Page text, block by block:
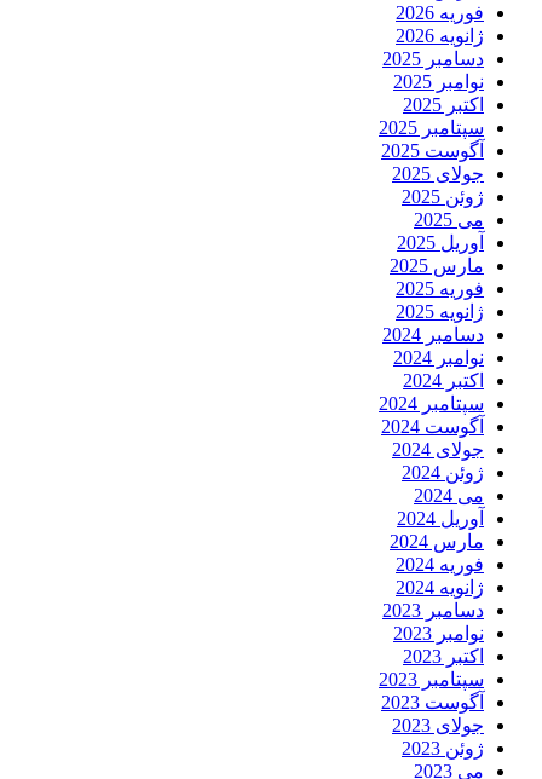
فوریه 2026
ژانویه 2026
دسامبر 2025
نوامبر 2025
اکتبر 2025
سپتامبر 2025
آگوست 2025
جولای 2025
ژوئن 2025
می 2025
آوریل 2025
مارس 2025
فوریه 2025
ژانویه 2025
دسامبر 2024
نوامبر 2024
اکتبر 2024
سپتامبر 2024
آگوست 2024
جولای 2024
ژوئن 2024
می 2024
آوریل 2024
مارس 2024
فوریه 2024
ژانویه 2024
دسامبر 2023
نوامبر 2023
اکتبر 2023
سپتامبر 2023
آگوست 2023
جولای 2023
ژوئن 2023
می 2023